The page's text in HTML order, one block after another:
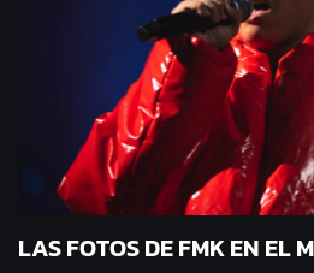
LAS FOTOS DE FMK EN EL